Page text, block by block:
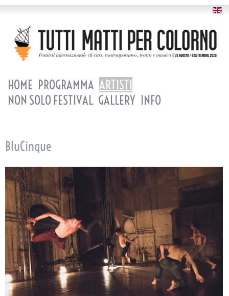
HOME PROGRAMMA ARTISTI
NON SOLO FESTIVAL GALLERY INFO
BluCinque